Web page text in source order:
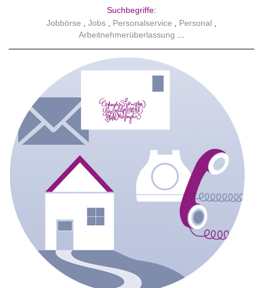
Suchbegriffe:
Jobbörse
Jobs Personalservice
Personal
Arbeitnehmerüberlassung